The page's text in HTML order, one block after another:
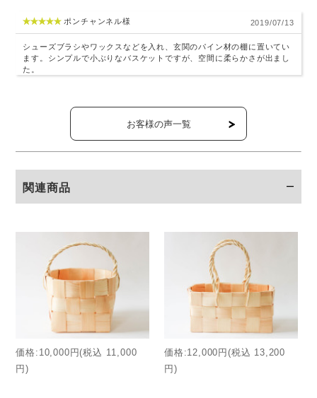
木目や色の出方は一点一点異なります。
ポンチャンネル様 2019/07/13
シューズブラシやワックスなどを入れ、玄関のパイン材の棚に置いてい
ます。シンプルで小ぶりなバスケットですが、空間に柔らかさが出まし
た。
お客様の声一覧
関連商品
価格:10,000円(税込 11,000
円)
価格:12,000円(税込 13,200
円)